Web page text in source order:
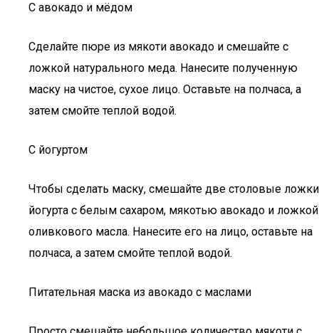
С авокадо и мёдом
Сделайте пюре из мякоти авокадо и смешайте с
ложкой натурального меда. Нанесите полученную
маску на чистое, сухое лицо. Оставьте на полчаса, а
затем смойте теплой водой.
С йогуртом
Чтобы сделать маску, смешайте две столовые ложки
йогурта с белым сахаром, мякотью авокадо и ложкой
оливкового масла. Нанесите его на лицо, оставьте на
полчаса, а затем смойте теплой водой.
Питательная маска из авокадо с маслами